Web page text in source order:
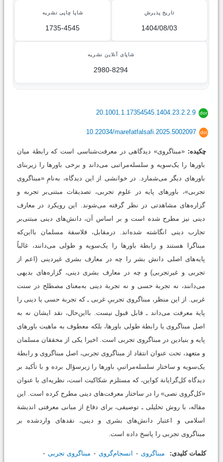
تاریخ پذیرش
1404/08/03
شاپا چاپی نشریه
1735-4545
شاپای آنلاین نشریه
2980-8294
dor
20.1001.1.17354545.1404.23.2.2.9
doi
10.22034/marefatfalsafi.2025.5002097
چکیده: «مبناگروی» دیدگاهی در معرفت‌شناسی است که رابطة میان
باورها را یک‌سویه و سلسله‌مراتبی می‌داند و برخی باورها را زیربنای
باورهای دیگر می‌شمارد. در خوانشی از این دیدگاه، به‌نامِ «مبناگروی
تجربی»، باورهای پایه در علوم تجربی، تصدیقات مبتنی‌بر تجربه و
گزاره‌های مشاهدتی در نظر گرفته می‌شوند. این رویکرد در معارف
دینی نیز مطرح شده است و بر اساس آن، دانش‌های دینی مبتنی‌بر
تجارب دینی انگاشته شده‌اند. درمقابل، فلاسفة مسلمان بااین‌که
مبناگرا هستند و رابطة باورها را یک‌سویه و طولی می‌دانند، غالباً
پایه‌های اصلی دانش بشر را چه در معارف بشری غیردینی (اعم از
تجربی و غیرتجربی) و چه در معارف بشری دینی، گزاره‌های بدیهی
می‌دانند، نه تجربة حسی و نه تجربة دینی به‌معنای مصطلح در سنت
غربی. از این منظر، مبناگروی تجربیِ غربی ـ که تجربة حسی یا دینی را
پایة معرفت می‌داند ـ قابل قبول نیست. بااین‌حال، نقد ایشان نه به
اصل مبناگروی یا رابطة طولی باورها، بلکه معطوف به ماهیت باورهای
پایه و بنیادین در مبناگروی تجربی است. اخیرا یکی از محققان مسلمان
و متعهد، تحت عنوان انتقاد از مبناگروی تجربی، اصل مبناگروی و رابطة
یک‌سویه و ساختار سلسله‌مراتبیِ باورها را زیرسؤال برده و با تأکید بر
دیدگاه کل‌گرایانة کواین، که مستلزم شکاکیت است، نظریه‌ای با عنوان
«کل‌گروی نصی» را در ساختار معرفت‌های دینی مطرح کرده است. این
مقاله، با روش تحلیلی‌ ـ ‌توصیفی، برای دفاع از مبانی معرفتی اندیشة
اسلامی و اعتبار دانش‌های بشری و دینی، نقدهای واردشده بر
مبناگروی تجربی را پاسخ داده است.
کلمات کلیدی: مبناگروی انسجام‌گروی
مبناگروی تجربی